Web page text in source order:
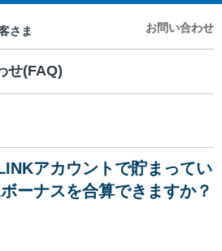
お問い合わせ
せ(FAQ)
アカウントで貯まってい
ーナスを合算できますか？